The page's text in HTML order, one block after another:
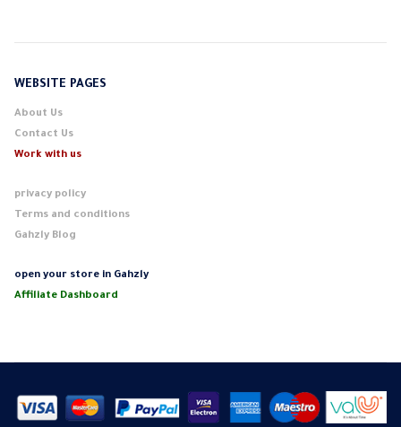
WEBSITE PAGES
About Us
Contact Us
Work with us
privacy policy
Terms and conditions
Gahzly Blog
open your store in Gahzly
Affiliate Dashboard